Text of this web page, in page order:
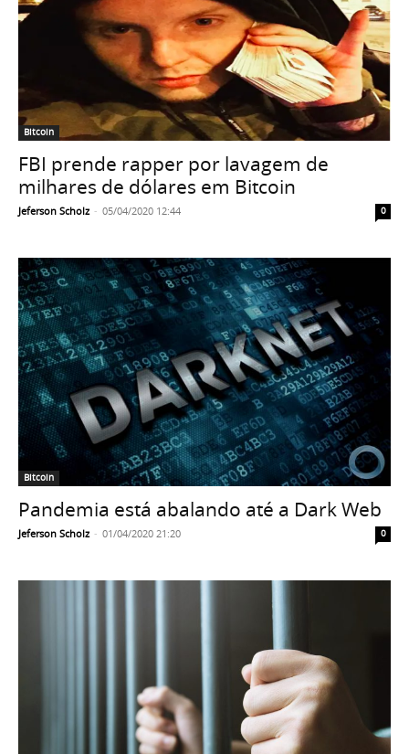
Bitcoin
FBI prende rapper por lavagem de
milhares de dólares em Bitcoin
Jeferson Scholz - 05/04/2020 12:44 0
Bitcoin
Pandemia está abalando até a Dark Web
Jeferson Scholz - 01/04/2020 21:20 0